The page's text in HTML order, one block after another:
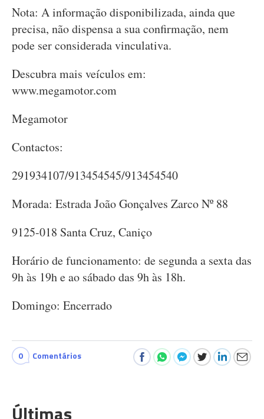
Nota: A informação disponibilizada, ainda que
precisa, não dispensa a sua confirmação, nem
pode ser considerada vinculativa.
Descubra mais veículos em:
www.megamotor.com
Megamotor
Contactos:
291934107/913454545/913454540
Morada: Estrada João Gonçalves Zarco Nº 88
9125-018 Santa Cruz, Caniço
Horário de funcionamento: de segunda a sexta das
9h às 19h e ao sábado das 9h às 18h.
Domingo: Encerrado
0 Comentários